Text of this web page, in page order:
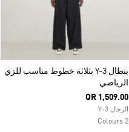
بنطال Y-3 بثلاثة خطوط مناسب للزي
الرياضي
QR 1,509.00
الرجال Y-3
2 Colours